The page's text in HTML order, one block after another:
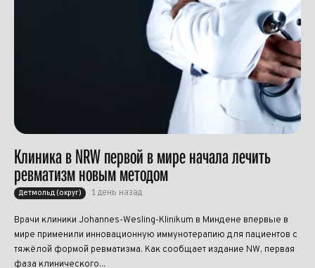
Клиника в NRW первой в мире начала лечить
ревматизм новым методом
Детмольд (округ) 1 день назад
Врачи клиники Johannes-Wesling-Klinikum в Миндене впервые в
мире применили инновационную иммунотерапию для пациентов с
тяжёлой формой ревматизма. Как сообщает издание NW, первая
фаза клинического...